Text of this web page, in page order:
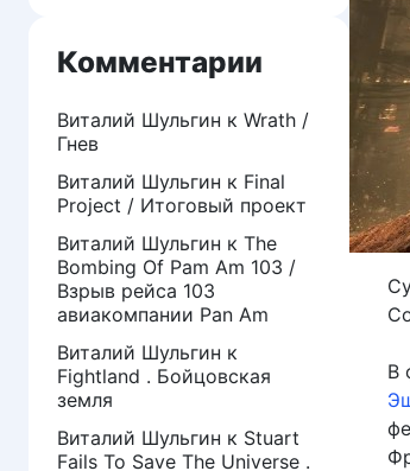
В
Комментарии
Виталий Шульгин к Wrath /
Гнев
Виталий Шульгин к Final
Project / Итоговый проект
Виталий Шульгин к The
Bombing Of Pam Am 103 /
Взрыв рейса 103
авиакомпании Pan Am
Виталий Шульгин к
Fightland . Бойцовская
земля
Виталий Шульгин к Stuart
Fails To Save The Universe .